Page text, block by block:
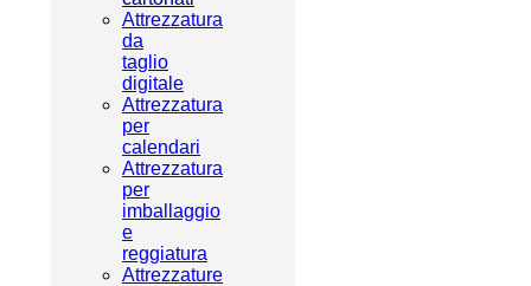
Attrezzatura
da
taglio
digitale
Attrezzatura
per
calendari
Attrezzatura
per
imballaggio
e
reggiatura
Attrezzature